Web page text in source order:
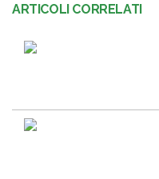
ARTICOLI CORRELATI